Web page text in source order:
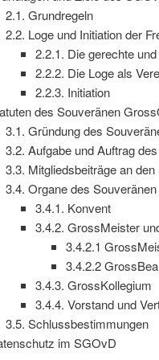
2.1. Grundregeln
2.2. Loge und Initiation der
2.2.1. Die gerechte
2.2.2. Die Loge als
2.2.3. Initiation
des Souveränen
3.1. Gründung des
3.2. Aufgabe und Auftrag
3.3. Mitgliedsbeiträge an
3.4. Organe des
3.4.1. Konvent
3.4.2. GrossMeister
3.4.2.1
3.4.2.2
3.4.3. GrossKollegium
3.4.4. Vorstand und
3.5. Schlussbestimmungen
im SGOvD